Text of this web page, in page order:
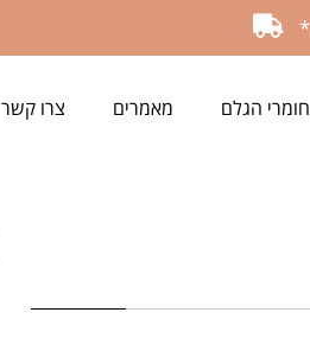
חומרי הגלם מאמרים צרו קשר